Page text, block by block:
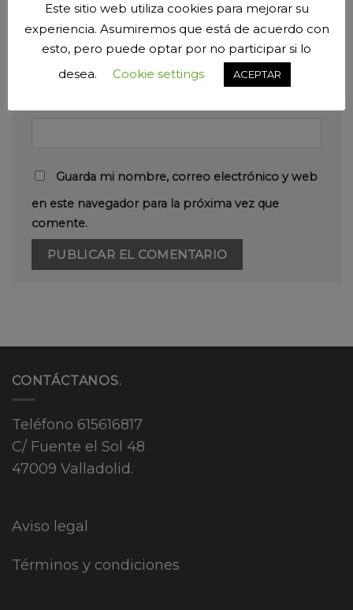
Correo electrónico*
Guarda mi nombre, correo electrónico y web
en este navegador para la próxima vez que
comente.
CONTÁCTANOS.
Teléfono 615616817
C/ Fuente el Sol 48
47009 Valladolid.
Aviso legal
Términos y condiciones
Este sitio web utiliza cookies para mejorar su
experiencia. Asumiremos que está de acuerdo con
esto, pero puede optar por no participar si lo
desea.
Cookie settings ACEPTAR